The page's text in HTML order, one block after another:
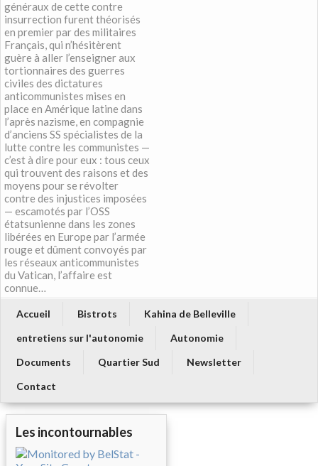
généraux de cette contre
insurrection furent théorisés
en premier par des militaires
Français, qui n’hésitèrent
guère à aller l’enseigner aux
tortionnaires des guerres
civiles des dictatures
anticommunistes mises en
place en Amérique latine dans
l’après nazisme, en compagnie
d’anciens SS spécialistes de la
lutte contre les communistes —
c’est à dire pour eux : tous ceux
qui trouvent des raisons et des
moyens pour se révolter
contre des injustices imposées
— escamotés par l’OSS
étatsunienne dans les zones
libérées en Europe par l’armée
rouge et dûment convoyés par
les réseaux anticommunistes
du Vatican, l’affaire est
connue…
Accueil Bistrots
Kahina de Belleville
entretiens sur l'autonomie
Autonomie
Documents
Quartier Sud
Newsletter
Contact
Les incontournables